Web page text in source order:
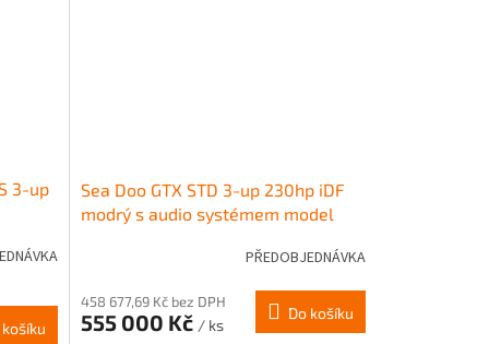
3-up
Sea Doo GTX STD 3-up 230hp iDF
modrý s audio systémem model
PŘEDOBJEDNÁVKA
458 677,69 Kč bez DPH
555 000 Kč / ks
Do košíku